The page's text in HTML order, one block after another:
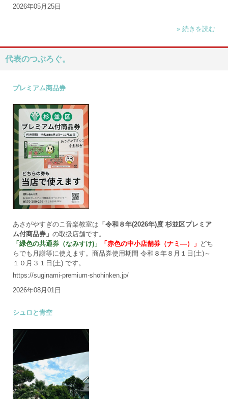
2026年05月25日
» 続きを読む
代表のつぶろぐ。
プレミアム商品券
あさがやすぎのこ音楽教室は 「令和８年(2026年)度 杉並区プレミア
ム付商品券」 の取扱店舗です。
「緑色の共通券（なみすけ)」
「赤色の中小店舗券（ナミ―）」 どち
らでも月謝等に使えます。商品券使用期間 令和８年８月１日(土)～
１０月３１日(土) です。
https://suginami-premium-shohinken.jp/
2026年08月01日
シュロと青空